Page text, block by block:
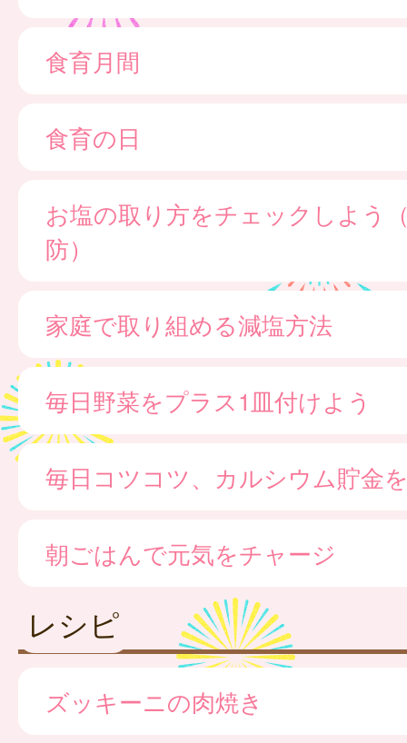
食育月間
食育の日
お塩の取り方をチェックしよう
防）
家庭で取り組める減塩方法
毎日野菜をプラス1皿付けよう
毎日コツコツ、カルシウム貯金
朝ごはんで元気をチャージ
レシピ
ズッキーニの肉焼き